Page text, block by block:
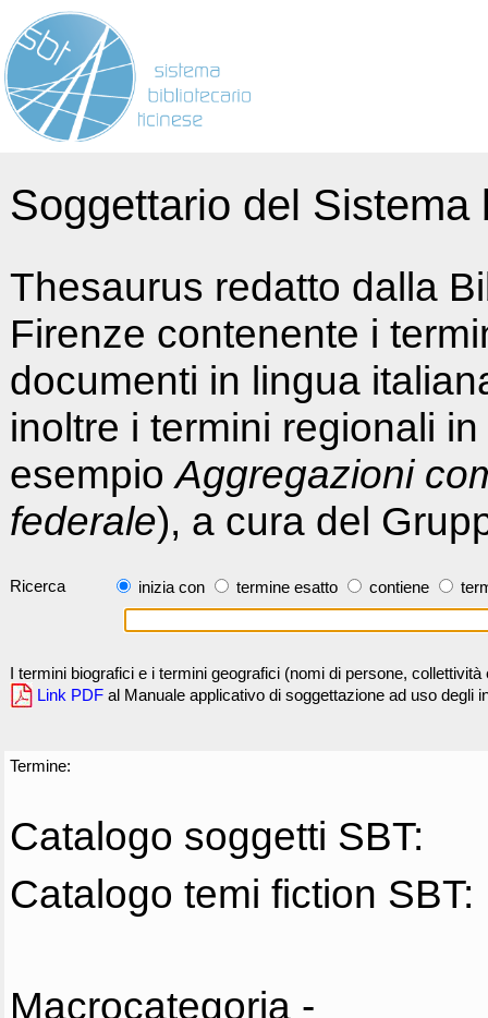
Soggettario del
Thesaurus redatto dalla
Firenze contenente i
documenti in lingua
inoltre i termini regionali
esempioAggregazioni
federale), a cura del
Ricerca inizia con termine esatto contiene
I termini biografici e i termini geografici (nomi di persone,
Link PDF al Manuale applicativo di soggettazione ad uso degli
Termine:
Catalogo soggetti SBT:
Catalogo temi fiction SBT:
Macrocategoria -